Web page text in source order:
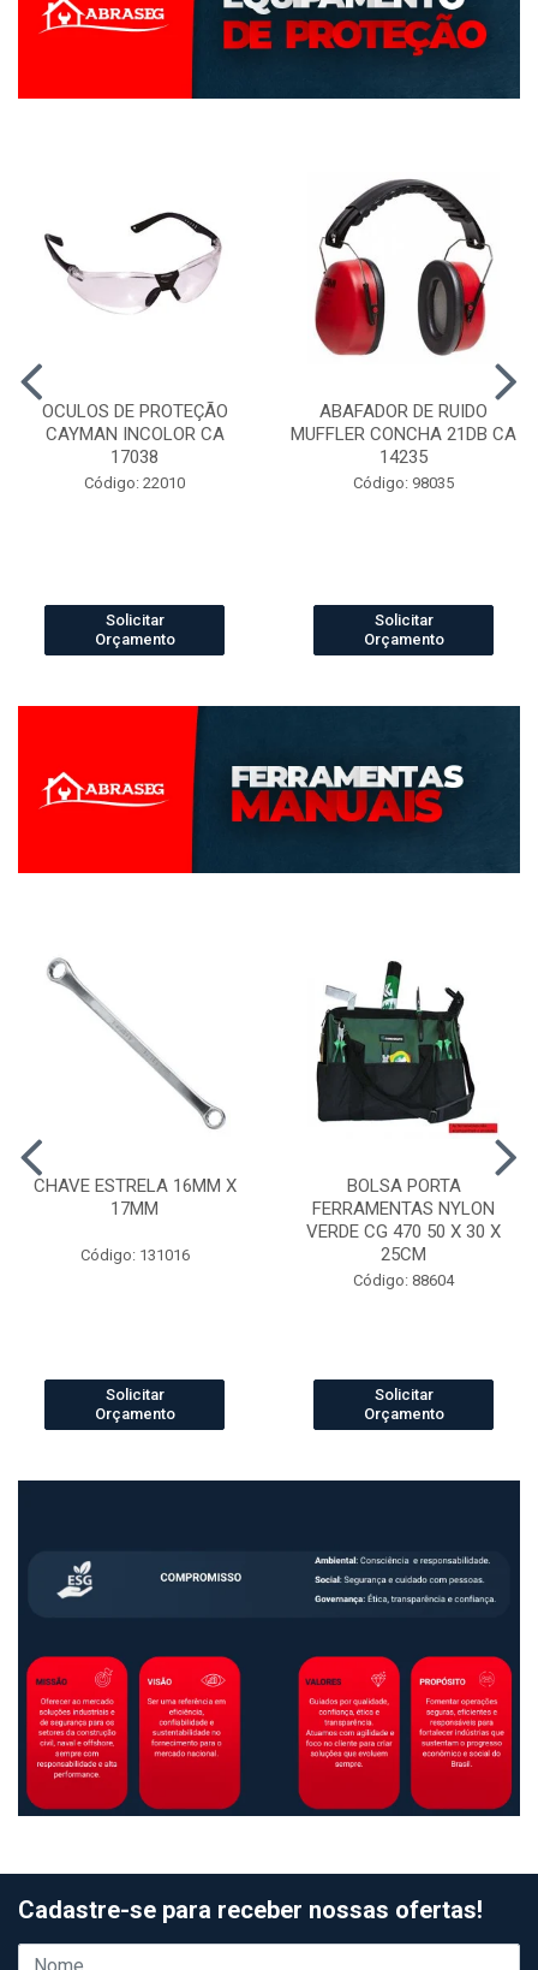
OCULOS DE PROTEÇÃO
CAYMAN INCOLOR CA
17038
Código: 22010
Solicitar
Orçamento
ABAFADOR DE RUIDO
MUFFLER CONCHA 21DB CA
14235
Código: 98035
Solicitar
Orçamento
CHAVE ESTRELA 16MM X
17MM
Código: 131016
Solicitar
Orçamento
BOLSA PORTA
FERRAMENTAS NYLON
VERDE CG 470 50 X 30 X
25CM
Código: 88604
Solicitar
Orçamento
Cadastre-se para receber nossas ofertas!